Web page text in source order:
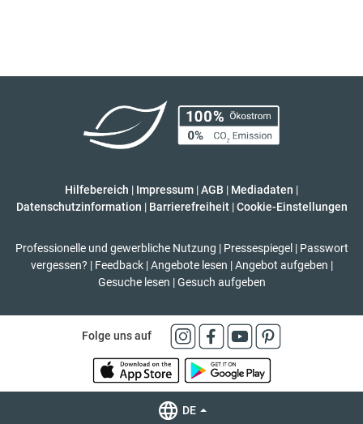
Hilfebereich | Impressum |AGB | Mediadaten |
Datenschutzinformation | Barrierefreiheit | Cookie-Einstellungen
Professionelle und gewerbliche Nutzung | Pressespiegel | Passwort
vergessen? | Feedback | Angebote lesen | Angebot aufgeben |
Gesuche lesen | Gesuch aufgeben
Folge uns auf
DE